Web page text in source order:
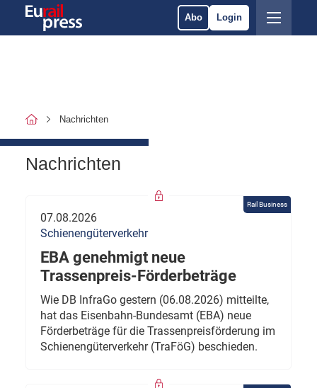
Abo Login
Nachrichten
Nachrichten
Rail Business
07.08.2026
Schienengüterverkehr
EBA genehmigt neue
Trassenpreis-Förderbeträge
Wie DB InfraGo gestern (06.08.2026) mitteilte,
hat das Eisenbahn-Bundesamt (EBA) neue
Förderbeträge für die Trassenpreisförderung im
Schienengüterverkehr (TraFöG) beschieden.